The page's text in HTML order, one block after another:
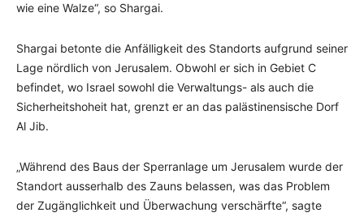
wie eine Walze“, so Shargai.
Shargai betonte die Anfälligkeit des Standorts aufgrund seiner
Lage nördlich von Jerusalem. Obwohl er sich in Gebiet C
befindet, wo Israel sowohl die Verwaltungs- als auch die
Sicherheitshoheit hat, grenzt er an das palästinensische Dorf
Al Jib.
„Während des Baus der Sperranlage um Jerusalem wurde der
Standort ausserhalb des Zauns belassen, was das Problem
der Zugänglichkeit und Überwachung verschärfte“, sagte